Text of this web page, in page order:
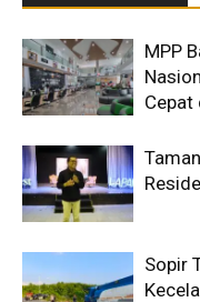
MPP
Cepat
Sopir